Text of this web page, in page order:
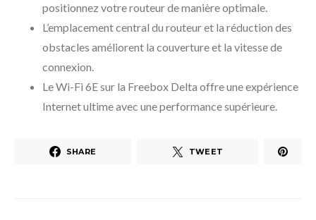
positionnez votre routeur de manière optimale.
L’emplacement central du routeur et la réduction des
obstacles améliorent la couverture et la vitesse de
connexion.
Le Wi-Fi 6E sur la Freebox Delta offre une expérience
Internet ultime avec une performance supérieure.
SHARE TWEET